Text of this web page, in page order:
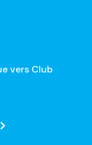
vers Club